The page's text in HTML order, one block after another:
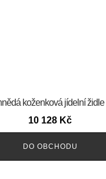
koženková jídelní
10 128 Kč
DO OBCHODU